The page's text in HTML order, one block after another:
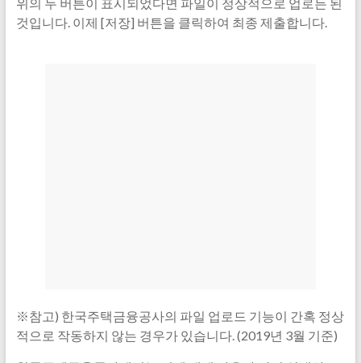
위의 두 버튼이 표시되었다면 파일이 정상적으로 업로든 된
것입니다. 이제 [저장] 버튼을 클릭하여 최종 제출합니다.
※참고) 한국주택금융공사의 파일 업로드 기능이 간혹 정상
적으로 작동하지 않는 경우가 있습니다. (2019년 3월 기준)